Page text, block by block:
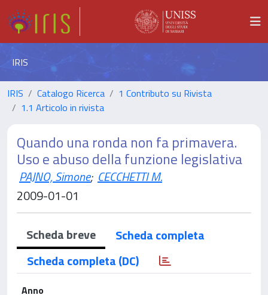
IRIS
IRIS Catalogo Ricerca
1 Contributo su Rivista
1.1 Articolo in rivista
Quando una ronda non fa primavera.
Uso e abuso della funzione legislativa
PAJNO, Simone; CECCHETTI M.
2009-01-01
Scheda breve
Scheda completa
Scheda completa (DC)
Anno